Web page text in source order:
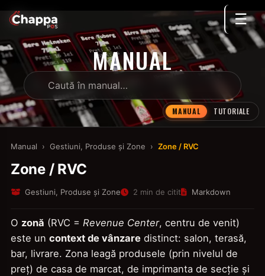
☰
MANUAL
MANUAL TUTORIALE
Manual › Gestiuni, Produse și Zone › Zone / RVC
Zone / RVC
Gestiuni, Produse și Zone 2 min de citit Markdown
O zonă (RVC = Revenue Center, centru de venit)
este un context de vânzare distinct: salon, terasă,
bar, livrare. Zona leagă produsele (prin nivelul de
preț) de casa de marcat, de imprimanta de secție și